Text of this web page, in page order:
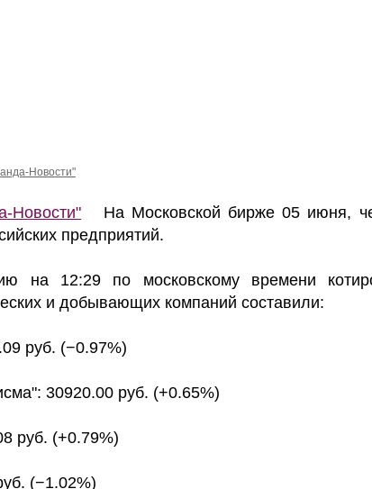
Новости"
Новости" На Московской бирже 05 июня,
предприятий.
на 12:29 по московскому времени
и добывающих компаний составили:
руб. (−0.97%)
30920.00 руб. (+0.65%)
руб. (+0.79%)
(−1.02%)